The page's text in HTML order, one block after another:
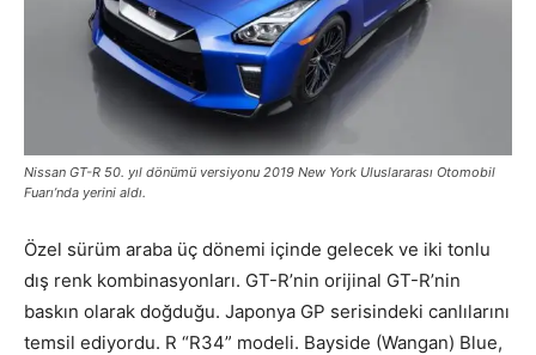
Nissan GT-R 50. yıl dönümü versiyonu 2019 New York Uluslararası Otomobil
Fuarı’nda yerini aldı.
Özel sürüm araba üç dönemi içinde gelecek ve iki tonlu
dış renk kombinasyonları. GT-R’nin orijinal GT-R’nin
baskın olarak doğduğu. Japonya GP serisindeki canlılarını
temsil ediyordu. R “R34” modeli. Bayside (Wangan) Blue,